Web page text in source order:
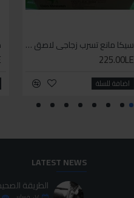
سيليكون متعدد الاستخدام
70.00LE
اضافة للسلة
سيكا مانع تسرب زجاجي لاصق اسود 600 مل
225.00LE
اضافة للسلة
LATEST NEWS
الطريقة